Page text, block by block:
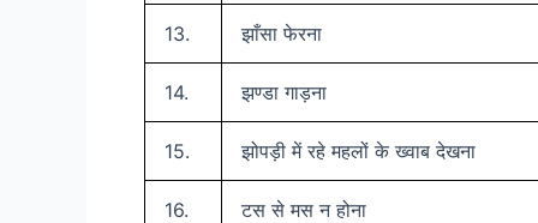
13. झाँसा फेरना
14. झण्डा गाड़ना
15. झोपड़ी में रहे महलों के ख्वाब देखना
16. टस से मस न होना